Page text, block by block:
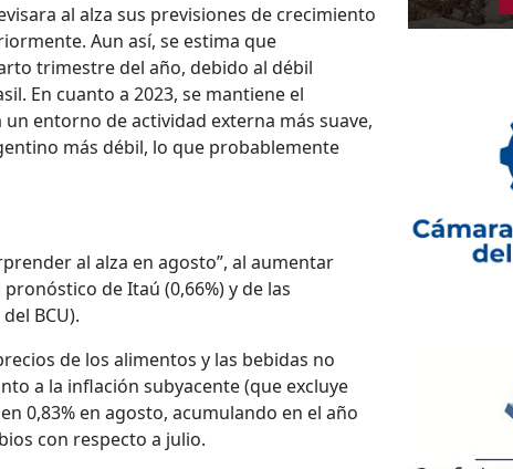
al alza sus previsiones de crecimiento
Aun así, se estima que
trimestre del año, debido al débil
En cuanto a 2023, se mantiene el
entorno de actividad externa más suave,
más débil, lo que probablemente
al alza en agosto”, al aumentar
de Itaú (0,66%) y de las
BCU).
de los alimentos y las bebidas no
a la inflación subyacente (que excluye
0,83% en agosto, acumulando en el año
con respecto a julio.